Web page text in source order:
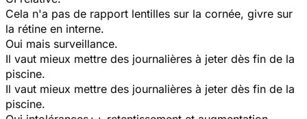
Cela n'a pas de rapport lentilles sur la cornée, givre sur
la rétine en interne.
Oui mais surveillance.
Il vaut mieux mettre des journalières à jeter dès fin de la
piscine.
Il vaut mieux mettre des journalières à jeter dès fin de la
piscine.